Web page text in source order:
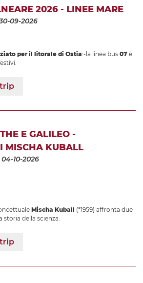
2026 - LINEE MARE
09-2026
per il litorale di Ostia:-la linea bus 07 è
E GALILEO -
MISCHA KUBALL
10-2026
Mischa Kuball (*1959) affronta due
storia della scienza.